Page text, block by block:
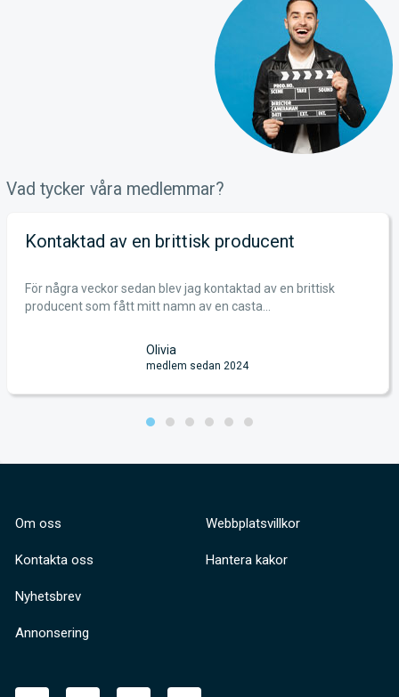
Vad tycker våra medlemmar?
Kontaktad av en brittisk producent
För några veckor sedan blev jag kontaktad av en brittisk
producent som fått mitt namn av en casta...
Olivia
medlem sedan 2024
Om oss
Kontakta oss
Nyhetsbrev
Annonsering
Webbplatsvillkor
Hantera kakor